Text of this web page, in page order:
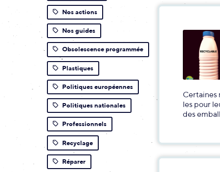
Nos actions
Nos guides
Obsolescence programmée
Plastiques
Politiques européennes
Politiques nationales
Professionnels
Recyclage
Réparer
Certaines
les pour
des